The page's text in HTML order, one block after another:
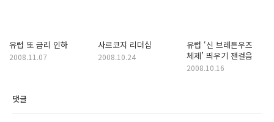
유럽 또 금리 인하
2008.11.07
사르코지 리더십
2008.10.24
유럽 ‘신 브레튼우즈
체제’ 띄우기 잰걸음
2008.10.16
댓글